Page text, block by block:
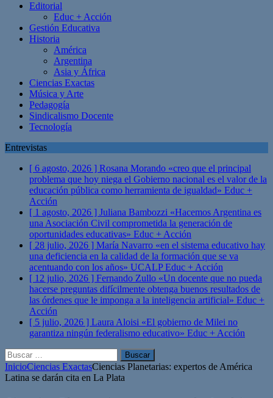
Editorial
Educ + Acción
Gestión Educativa
Historia
América
Argentina
Asia y África
Ciencias Exactas
Música y Arte
Pedagogía
Sindicalismo Docente
Tecnología
Entrevistas
[ 6 agosto, 2026 ] Rosana Morando «creo que el principal
problema que hoy niega el Gobierno nacional es el valor de la
educación pública como herramienta de igualdad» Educ +
Acción
[ 1 agosto, 2026 ] Juliana Bambozzi «Hacemos Argentina es
una Asociación Civil comprometida la generación de
oportunidades educativas» Educ + Acción
[ 28 julio, 2026 ] María Navarro «en el sistema educativo hay
una deficiencia en la calidad de la formación que se va
acentuando con los años» UCALPEduc + Acción
[ 12 julio, 2026 ] Fernando Zullo «Un docente que no pueda
hacerse preguntas difícilmente obtenga buenos resultados de
las órdenes que le imponga a la inteligencia artificial» Educ +
Acción
[ 5 julio, 2026 ] Laura Aloisi «El gobierno de Milei no
garantiza ningún federalismo educativo» Educ + Acción
Buscar:
InicioCiencias ExactasCiencias Planetarias: expertos de América
Latina se darán cita en La Plata